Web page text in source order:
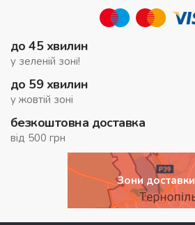
до 45 хвилин
у зеленій зоні!
до 59 хвилин
у жовтій зоні
безкоштовна доставка
від 500 грн
Зони доставки